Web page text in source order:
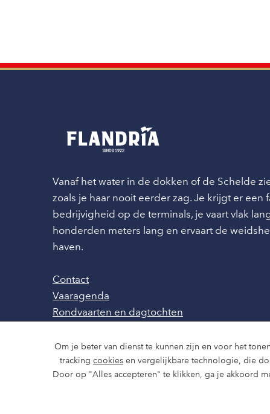
Om je beter van dienst te kunnen zijn en voor het
tracking cookies en vergelijkbare technologie, die
Door op "Alles accepteren" te klikken, ga je akkoord
Vanaf het water in de dokken of de Schelde
zoals je haar nooit eerder zag. Je krijgt er een
bedrijvigheid op de terminals, je vaart vlak
honderden meters lang en ervaart de
haven.
Contact
Vaaragenda
Rondvaarten en dagtochten
Over ons
Route en bereikbaarheid